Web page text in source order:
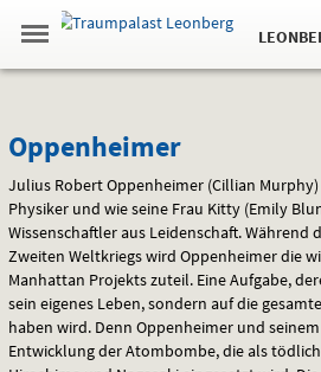
Springe
zum
,zum
.
Navigation
Gehe
zur
Standortauswahl
Standort:
Hinweis
Oppenheimer
Oppenheimer
Julius Robert Oppenheimer (Cillian
Physiker und wie seine Frau Kitty (Emily
Wissenschaftler aus Leidenschaft. Während
Zweiten Weltkriegs wird Oppenheimer die
Manhattan Projekts zuteil. Eine Aufgabe,
sein eigenes Leben, sondern auf die
haben wird. Denn Oppenheimer und
Entwicklung der Atombombe, die als